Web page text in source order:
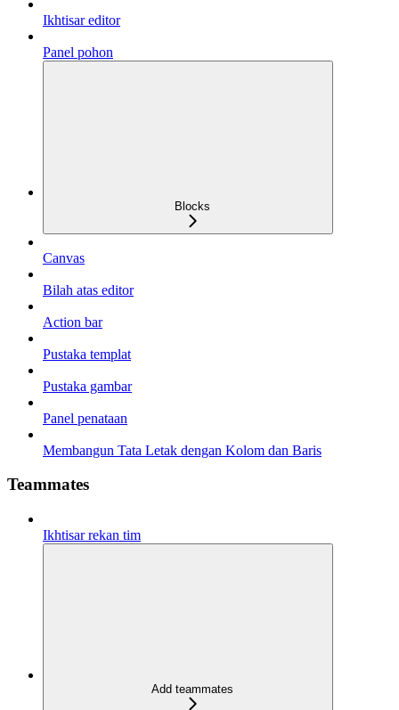
Ikhtisar editor
Panel pohon
Blocks
Canvas
Bilah atas editor
Action bar
Pustaka templat
Pustaka gambar
Panel penataan
Membangun Tata Letak dengan Kolom dan Baris
Teammates
Ikhtisar rekan tim
Add teammates